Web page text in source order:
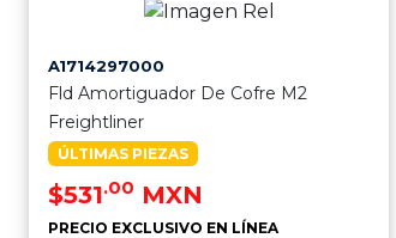
A1714297000
Fld Amortiguador De Cofre M2
Freightliner
ÚLTIMAS PIEZAS
$531.00 MXN
PRECIO EXCLUSIVO EN LÍNEA